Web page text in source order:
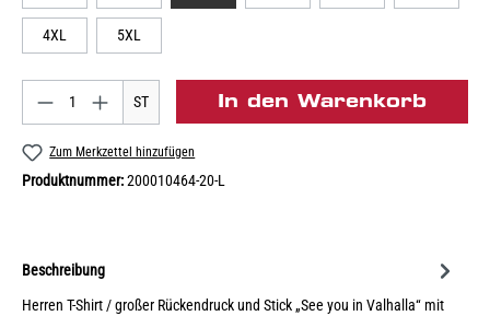
4XL 5XL
ST In den Warenkorb
Zum Merkzettel hinzufügen
Produktnummer:200010464-20-L
Beschreibung
Herren T-Shirt / großer Rückendruck und Stick „See you in Valhalla“ mit